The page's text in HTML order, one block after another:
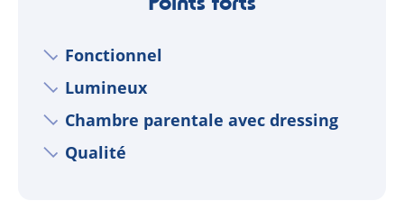
Fonctionnel
Lumineux
Chambre parentale avec dressing
Qualité